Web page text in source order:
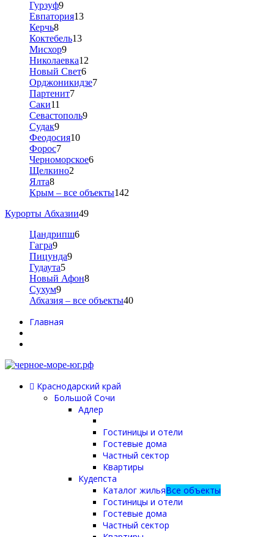
Гурзуф9
Евпатория13
Керчь8
Коктебель13
Мисхор9
Николаевка12
Новый Свет6
Орджоникидзе7
Партенит7
Саки11
Севастополь9
Судак9
Феодосия10
Форос7
Черноморское6
Щелкино2
Ялта8
Крым – все объекты142
Курорты Абхазии49
Цандрипш6
Гагра9
Пицунда9
Гудаута5
Новый Афон8
Сухум9
Абхазия – все объекты40
Главная
Краснодарский край
Большой Сочи
Адлер
Гостиницы и отели
Гостевые дома
Частный сектор
Квартиры
Кудепста
Каталог жильяВсе объекты
Гостиницы и отели
Гостевые дома
Частный сектор